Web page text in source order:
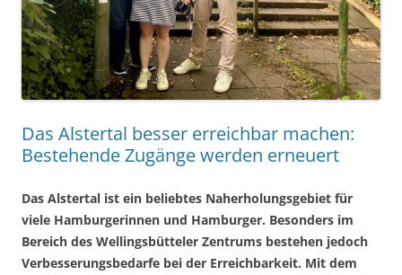
Das Alstertal besser erreichbar machen:
Bestehende Zugänge werden erneuert
Das Alstertal ist ein beliebtes Naherholungsgebiet für
viele Hamburgerinnen und Hamburger. Besonders im
Bereich des Wellingsbütteler Zentrums bestehen jedoch
Verbesserungsbedarfe bei der Erreichbarkeit. Mit dem